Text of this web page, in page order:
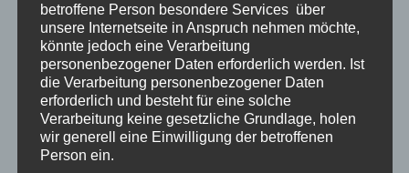
unwillkürliche Äußerungen, zusätzlich noch
bewussten und geplanten sexualisierten
Handlungen von Erwachsenen ausgesetzt, aus
diesem Grund ist dieser Film sicher auch für
Betroffene von Kinderverschickungsgewalt
interessant.
betroffene Person besondere Services über
unsere Internetseite in Anspruch nehmen möchte,
könnte jedoch eine Verarbeitung
personenbezogener Daten erforderlich werden. Ist
die Verarbeitung personenbezogener Daten
erforderlich und besteht für eine solche
Verarbeitung keine gesetzliche Grundlage, holen
wir generell eine Einwilligung der betroffenen
Person ein.